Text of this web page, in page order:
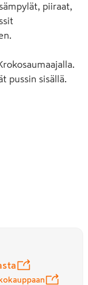
piiraat,
pussin sisällä.